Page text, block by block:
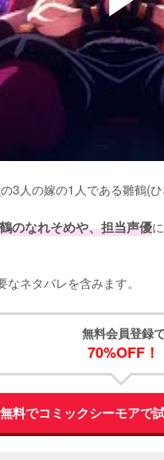
の3人の嫁の1人である雛鶴(
のなれそめや、担当声優
ネタバレを含みます。
無料会員登録
70%OFF！
無料でコミックシーモアで